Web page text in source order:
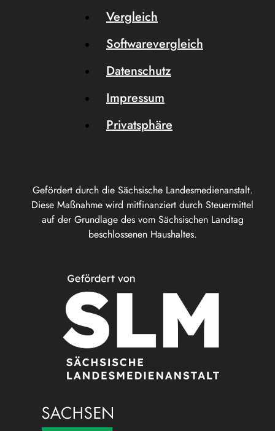
Gefördert durch die Sächsische Landesmedienanstalt.
Diese Maßnahme wird mitfinanziert durch Steuermittel
auf der Grundlage des vom Sächsischen Landtag
beschlossenen Haushaltes.
Vergleich
Softwarevergleich
Datenschutz
Impressum
Privatsphäre